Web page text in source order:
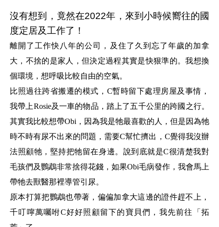
沒有想到，竟然在2022年，來到小時候嚮往的國
度定居及工作了！
離開了工作快八年的公司，及住了久到忘了年歲的加拿
大，不捨的是家人，但決定過程其實是快狠準的。我想換
個環境，想呼吸比較自由的空氣。
比照過往跨省搬遷的模式，C暫時留下處理房屋及事情，
我帶上Rosie及一車的物品，踏上了五千公里的跨國之行。
其實我比較想帶Obi，因為我是牠最喜歡的人，但是因為牠
時不時有尿不出來的問題，需要C幫忙擠出，C覺得我沒辦
法照顧牠，堅持把牠留在身邊。說到底就是C很清楚我對
毛孩們及鸚鵡非常捨得花錢，如果Obi毛病發作，我會馬上
帶牠去獸醫那裡導管引尿。
原本打算把鸚鵡也帶著，偏偏加拿大這邊的證件趕不上，
千叮嚀萬囑咐C好好照顧留下的寶貝們，我先前往「拓